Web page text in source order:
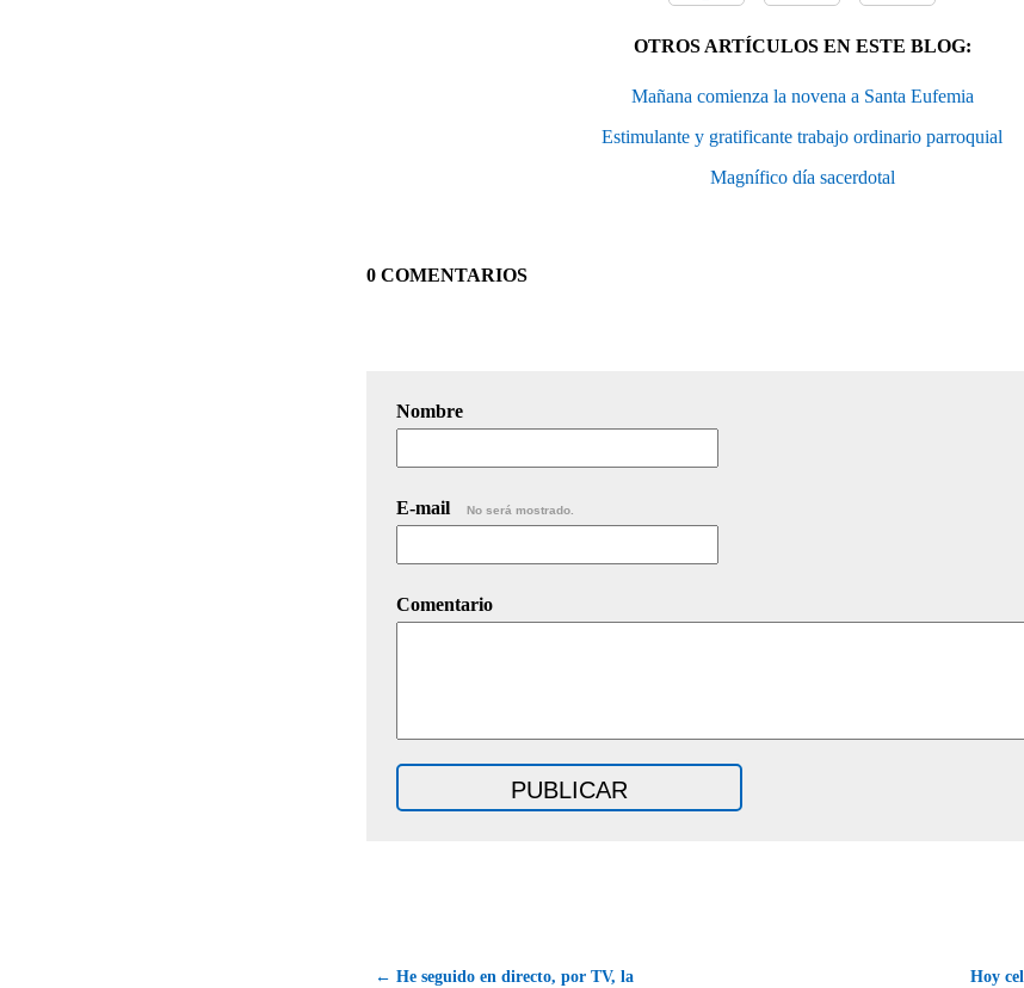
OTROS ARTÍCULOS EN ESTE BLOG:
Mañana comienza la novena a Santa Eufemia
Estimulante y gratificante trabajo ordinario parroquial
Magnífico día sacerdotal
0 COMENTARIOS
Nombre
E-mail No será mostrado.
Comentario
← He seguido en directo, por TV, la Hoy